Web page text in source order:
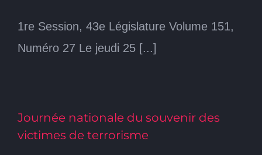
1re Session, 43e Législature Volume 151,
Numéro 27 Le jeudi 25 [...]
Journée nationale du souvenir des
victimes de terrorisme